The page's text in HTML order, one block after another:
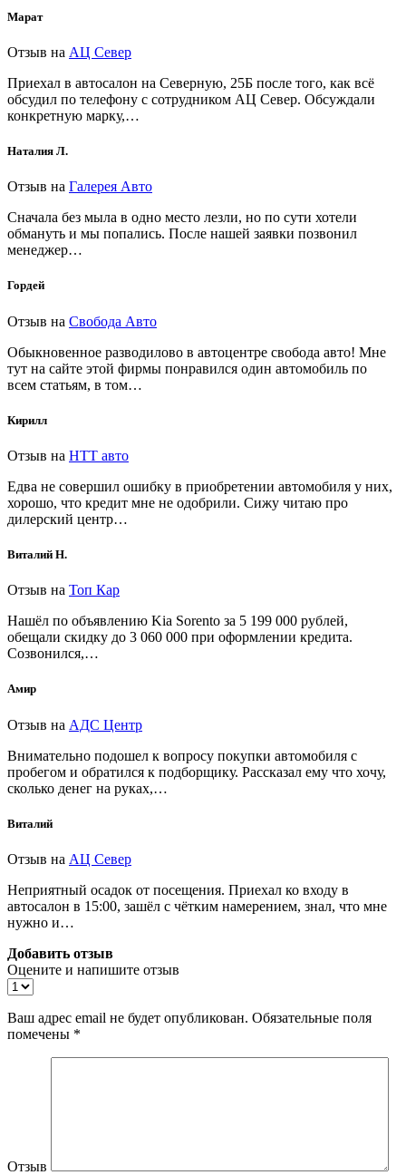
Марат
Отзыв на АЦ Север
Приехал в автосалон на Северную, 25Б после того, как всё
обсудил по телефону с сотрудником АЦ Север. Обсуждали
конкретную марку,…
Наталия Л.
Отзыв на Галерея Авто
Сначала без мыла в одно место лезли, но по сути хотели
обмануть и мы попались. После нашей заявки позвонил
менеджер…
Гордей
Отзыв на Свобода Авто
Обыкновенное разводилово в автоцентре свобода авто! Мне
тут на сайте этой фирмы понравился один автомобиль по
всем статьям, в том…
Кирилл
Отзыв на НТТ авто
Едва не совершил ошибку в приобретении автомобиля у них,
хорошо, что кредит мне не одобрили. Сижу читаю про
дилерский центр…
Виталий Н.
Отзыв на Топ Кар
Нашёл по объявлению Kia Sorento за 5 199 000 рублей,
обещали скидку до 3 060 000 при оформлении кредита.
Созвонился,…
Амир
Отзыв на АДС Центр
Внимательно подошел к вопросу покупки автомобиля с
пробегом и обратился к подборщику. Рассказал ему что хочу,
сколько денег на руках,…
Виталий
Отзыв на АЦ Север
Неприятный осадок от посещения. Приехал ко входу в
автосалон в 15:00, зашёл с чётким намерением, знал, что мне
нужно и…
Добавить отзыв
Оцените и напишите отзыв
Ваш адрес email не будет опубликован. Обязательные поля
помечены *
Отзыв